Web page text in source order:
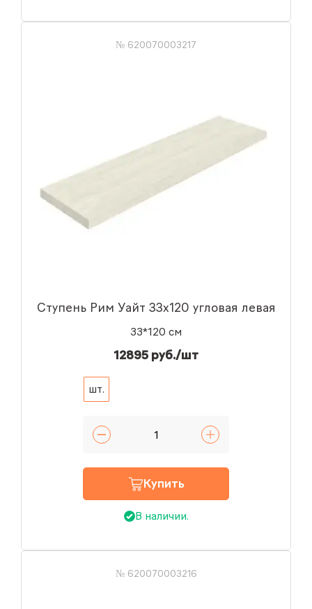
№ 620070003217
Ступень Рим Уайт 33x120 угловая левая
33*120 см
12895 руб./шт
шт.
Купить
В наличии.
№ 620070003216